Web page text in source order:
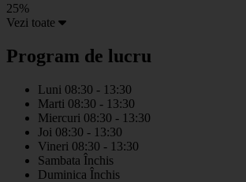
25%
Vezi toate
Program de lucru
Luni 08:30 - 13:30
Marti 08:30 - 13:30
Miercuri 08:30 - 13:30
Joi 08:30 - 13:30
Vineri 08:30 - 13:30
Sambata Închis
Duminica Închis